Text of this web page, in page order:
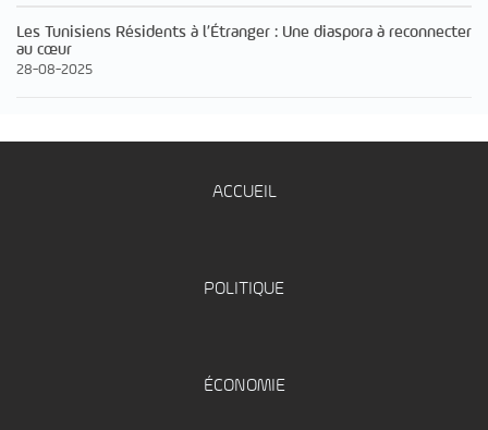
Les Tunisiens Résidents à l’Étranger : Une diaspora à reconnecter
au cœur
28-08-2025
ACCUEIL
POLITIQUE
ÉCONOMIE